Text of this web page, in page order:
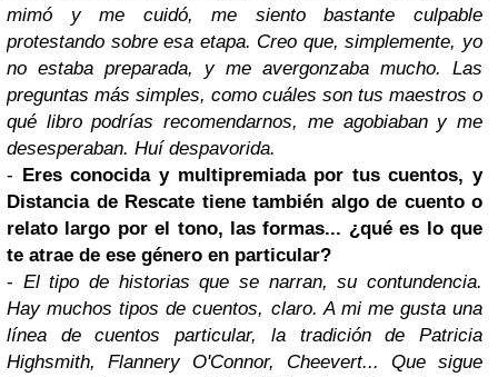
mimó y me cuidó, me siento bastante culpable
protestando sobre esa etapa. Creo que, simplemente, yo
no estaba preparada, y me avergonzaba mucho. Las
preguntas más simples, como cuáles son tus maestros o
qué libro podrías recomendarnos, me agobiaban y me
desesperaban. Huí despavorida.
- Eres conocida y multipremiada por tus cuentos, y
Distancia de Rescate tiene también algo de cuento o
relato largo por el tono, las formas... ¿qué es lo que
te atrae de ese género en particular?
- El tipo de historias que se narran, su contundencia.
Hay muchos tipos de cuentos, claro. A mi me gusta una
línea de cuentos particular, la tradición de Patricia
Highsmith, Flannery O'Connor, Cheevert... Que sigue